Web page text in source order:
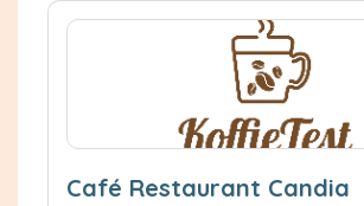
Café Restaurant Candia